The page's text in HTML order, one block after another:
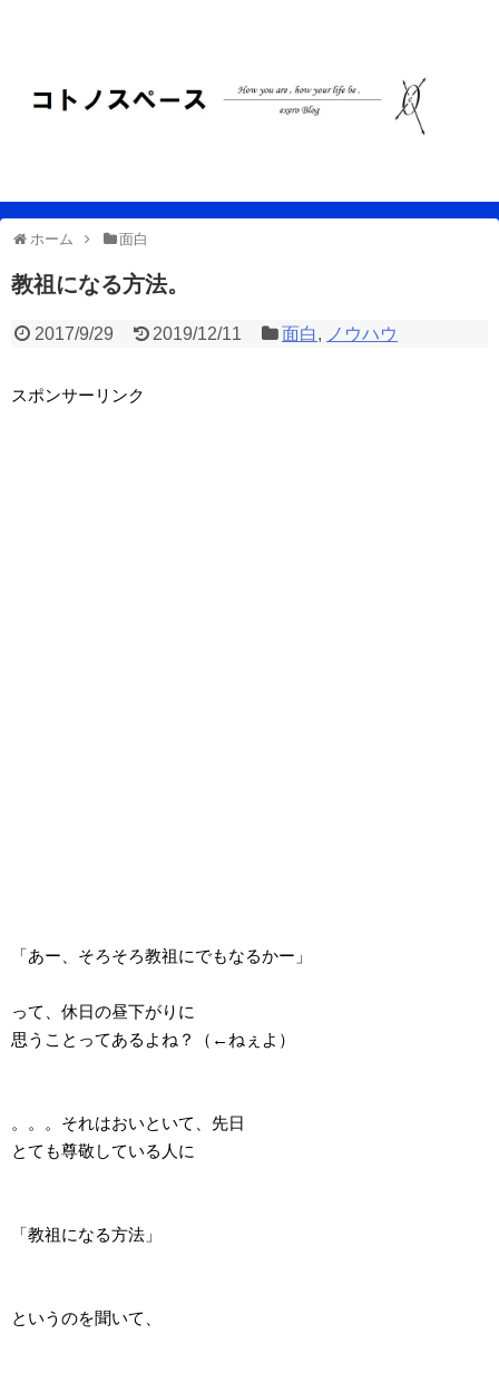
ホーム 面白
教祖になる方法。
2017/9/29 2019/12/11 面白, ノウハウ
スポンサーリンク
「あー、そろそろ教祖にでもなるかー」
って、休日の昼下がりに
思うことってあるよね？（←ねぇよ）
。。。それはおいといて、先日
とても尊敬している人に
「教祖になる方法」
というのを聞いて、